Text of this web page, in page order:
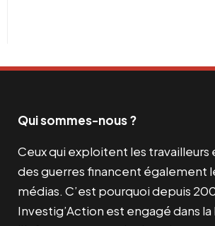
Qui sommes-nous ?
Ceux qui exploitent les
des guerres financent également
médias. C’est pourquoi depuis
Investig’Action est engagé dans